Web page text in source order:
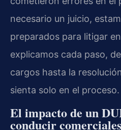
necesario un juicio,
preparados para litigar
explicamos cada paso,
cargos hasta la
sienta solo en el proceso.
El impacto de un
conducir